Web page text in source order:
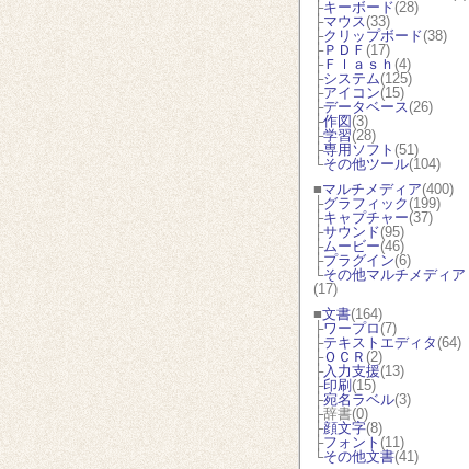
├キーボード(28)
├マウス(33)
├クリップボード(38)
├ＰＤＦ (17)
├Ｆｌａｓｈ (4)
├システム(125)
├アイコン(15)
├データベース(26)
├作図 (3)
├学習(28)
├専用ソフト (51)
└その他ツール(104)
■マルチメディア(400)
├グラフィック (199)
├キャプチャー(37)
├サウンド(95)
├ムービー(46)
├プラグイン(6)
└その他マルチメディア
(17)
■文書(164)
├ワープロ (7)
├テキストエディタ (64)
├ＯＣＲ (2)
├入力支援(13)
├印刷 (15)
├宛名ラベル(3)
├辞書(0)
├顔文字(8)
├フォント (11)
└その他文書(41)